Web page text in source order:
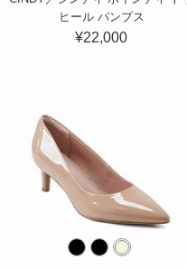
ヒール パンプス
¥22,000